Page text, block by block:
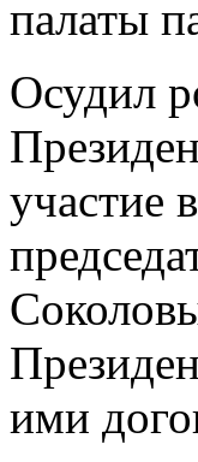
палаты
Осудил
участие
ими